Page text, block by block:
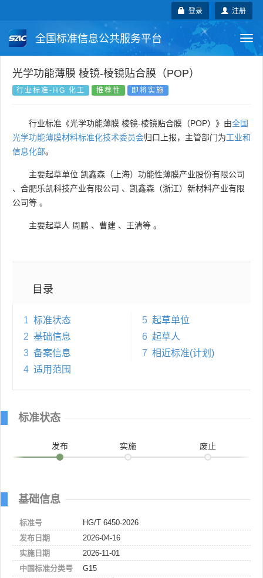
注册
登录
全国标准信息公共服务平台
国家标准 行业标准
国外标准 技术委员会
光学功能薄膜 棱镜-棱镜贴合膜（POP）
行业标准-HG 化工 推荐性 即将实施
行业标准《光学功能薄膜 棱镜-棱镜贴合膜（POP）》由全国
光学功能薄膜材料标准化技术委员会归口上报，主管部门为工业和
信息化部。
主要起草单位 凯鑫森（上海）功能性薄膜产业股份有限公司
、 合肥乐凯科技产业有限公司 、 凯鑫森（浙江）新材料产业有限
公司等 。
主要起草人 周鹏 、 曹建 、 王清等 。
目录
1 标准状态
2 基础信息
3 备案信息
4 适用范围
5 起草单位
6 起草人
7 相近标准(计划)
标准状态
发布 实施 废止
基础信息
标准号
HG/T 6450-2026
发布日期
2026-04-16
实施日期
2026-11-01
中国标准分类号
G15